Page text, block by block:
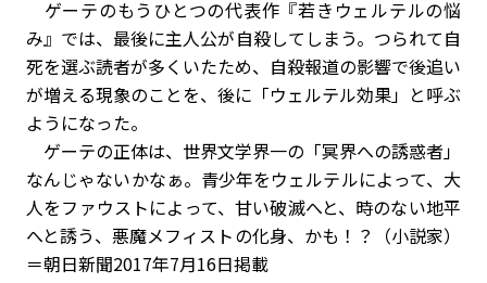
ゲーテのもうひとつの代表作『若きウェルテルの悩
み』では、最後に主人公が自殺してしまう。つられて自
死を選ぶ読者が多くいたため、自殺報道の影響で後追い
が増える現象のことを、後に「ウェルテル効果」と呼ぶ
ようになった。
ゲーテの正体は、世界文学界一の「冥界への誘惑者」
なんじゃないかなぁ。青少年をウェルテルによって、大
人をファウストによって、甘い破滅へと、時のない地平
へと誘う、悪魔メフィストの化身、かも！？（小説家）
＝朝日新聞2017年7月16日掲載